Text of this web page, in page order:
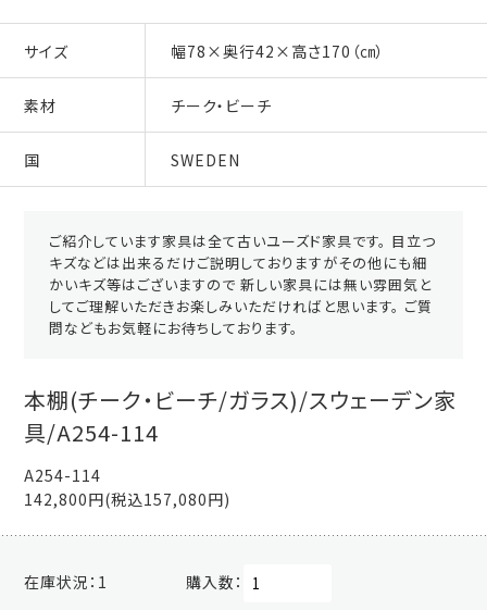
サイズ 幅78×奥行42×高さ170（㎝）
素材 チーク・ビーチ
国 SWEDEN
ご紹介しています家具は全て古いユーズド家具です。 目立つ
キズなどは出来るだけご説明しておりますがその他にも細
かいキズ等はございますので 新しい家具には無い雰囲気と
してご理解いただきお楽しみいただければと思います。 ご質
問などもお気軽にお待ちしております。
本棚(チーク・ビーチ/ガラス)/スウェーデン家
具/A254-114
A254-114
142,800円(税込157,080円)
在庫状況： 1 購入数：